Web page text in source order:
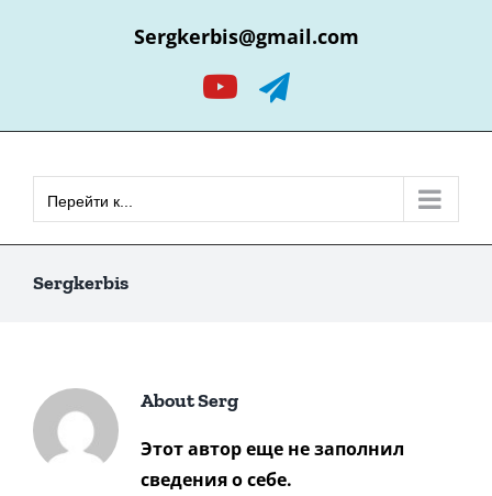
Sergkerbis@gmail.com
YouTubeTelegram
Перейти к...
Sergkerbis
AboutSerg
Этот автор еще не заполнил
сведения о себе.